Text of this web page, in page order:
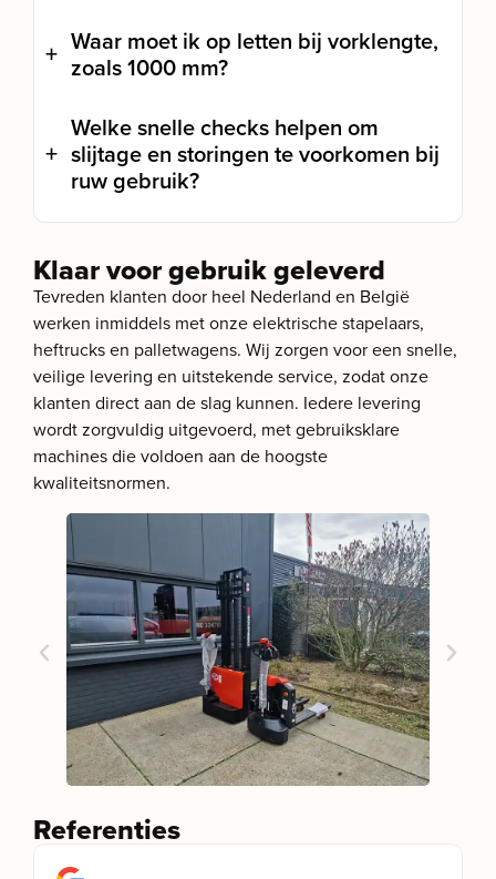
Waar moet ik op letten bij vorklengte,
zoals 1000 mm?
Welke snelle checks helpen om
slijtage en storingen te voorkomen bij
ruw gebruik?
Klaar voor gebruik geleverd
Tevreden klanten door heel Nederland en België
werken inmiddels met onze elektrische stapelaars,
heftrucks en palletwagens. Wij zorgen voor een snelle,
veilige levering en uitstekende service, zodat onze
klanten direct aan de slag kunnen. Iedere levering
wordt zorgvuldig uitgevoerd, met gebruiksklare
machines die voldoen aan de hoogste
kwaliteitsnormen.
Referenties